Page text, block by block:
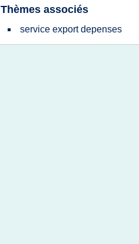
Thèmes associés
service export depenses